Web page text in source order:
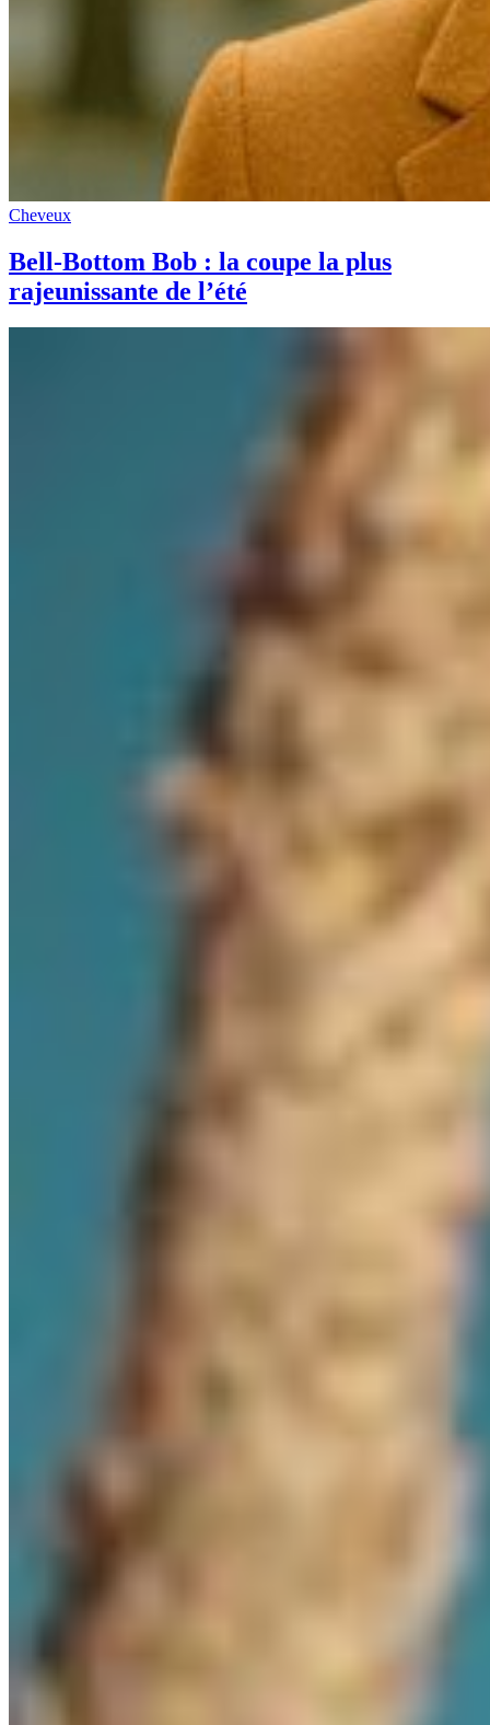
Cheveux
Bell-Bottom Bob : la coupe la plus
rajeunissante de l’été